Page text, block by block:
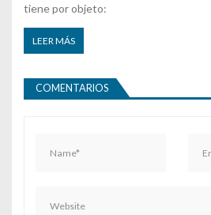
tiene por objeto:
LEER MÁS
COMENTARIOS